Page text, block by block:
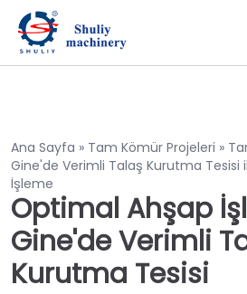
Ana Sayfa » Tam Kömür Projeleri »
Gine'de Verimli Talaş Kurutma Tesisi
İşleme
Optimal Ahşap
Gine'de Verimli
Kurutma Tesisi